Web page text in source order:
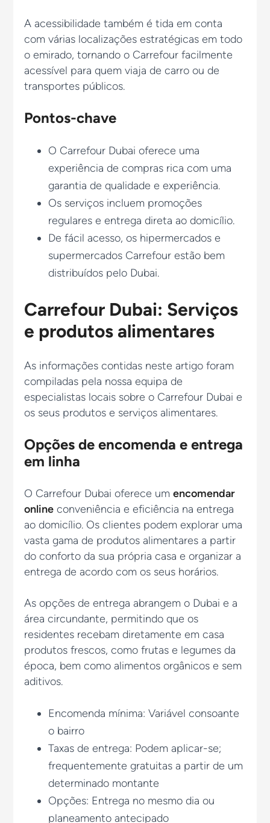
A acessibilidade também é tida em conta
com várias localizações estratégicas em todo
o emirado, tornando o Carrefour facilmente
acessível para quem viaja de carro ou de
transportes públicos.
Pontos-chave
O Carrefour Dubai oferece uma
experiência de compras rica com uma
garantia de qualidade e experiência.
Os serviços incluem promoções
regulares e entrega direta ao domicílio.
De fácil acesso, os hipermercados e
supermercados Carrefour estão bem
distribuídos pelo Dubai.
Carrefour Dubai: Serviços
e produtos alimentares
As informações contidas neste artigo foram
compiladas pela nossa equipa de
especialistas locais sobre o Carrefour Dubai e
os seus produtos e serviços alimentares.
Opções de encomenda e entrega
em linha
O Carrefour Dubai oferece umencomendar
online conveniência e eficiência na entrega
ao domicílio. Os clientes podem explorar uma
vasta gama de produtos alimentares a partir
do conforto da sua própria casa e organizar a
entrega de acordo com os seus horários.
As opções de entrega abrangem o Dubai e a
área circundante, permitindo que os
residentes recebam diretamente em casa
produtos frescos, como frutas e legumes da
época, bem como alimentos orgânicos e sem
aditivos.
Encomenda mínima: Variável consoante
o bairro
Taxas de entrega: Podem aplicar-se;
frequentemente gratuitas a partir de um
determinado montante
Opções: Entrega no mesmo dia ou
planeamento antecipado